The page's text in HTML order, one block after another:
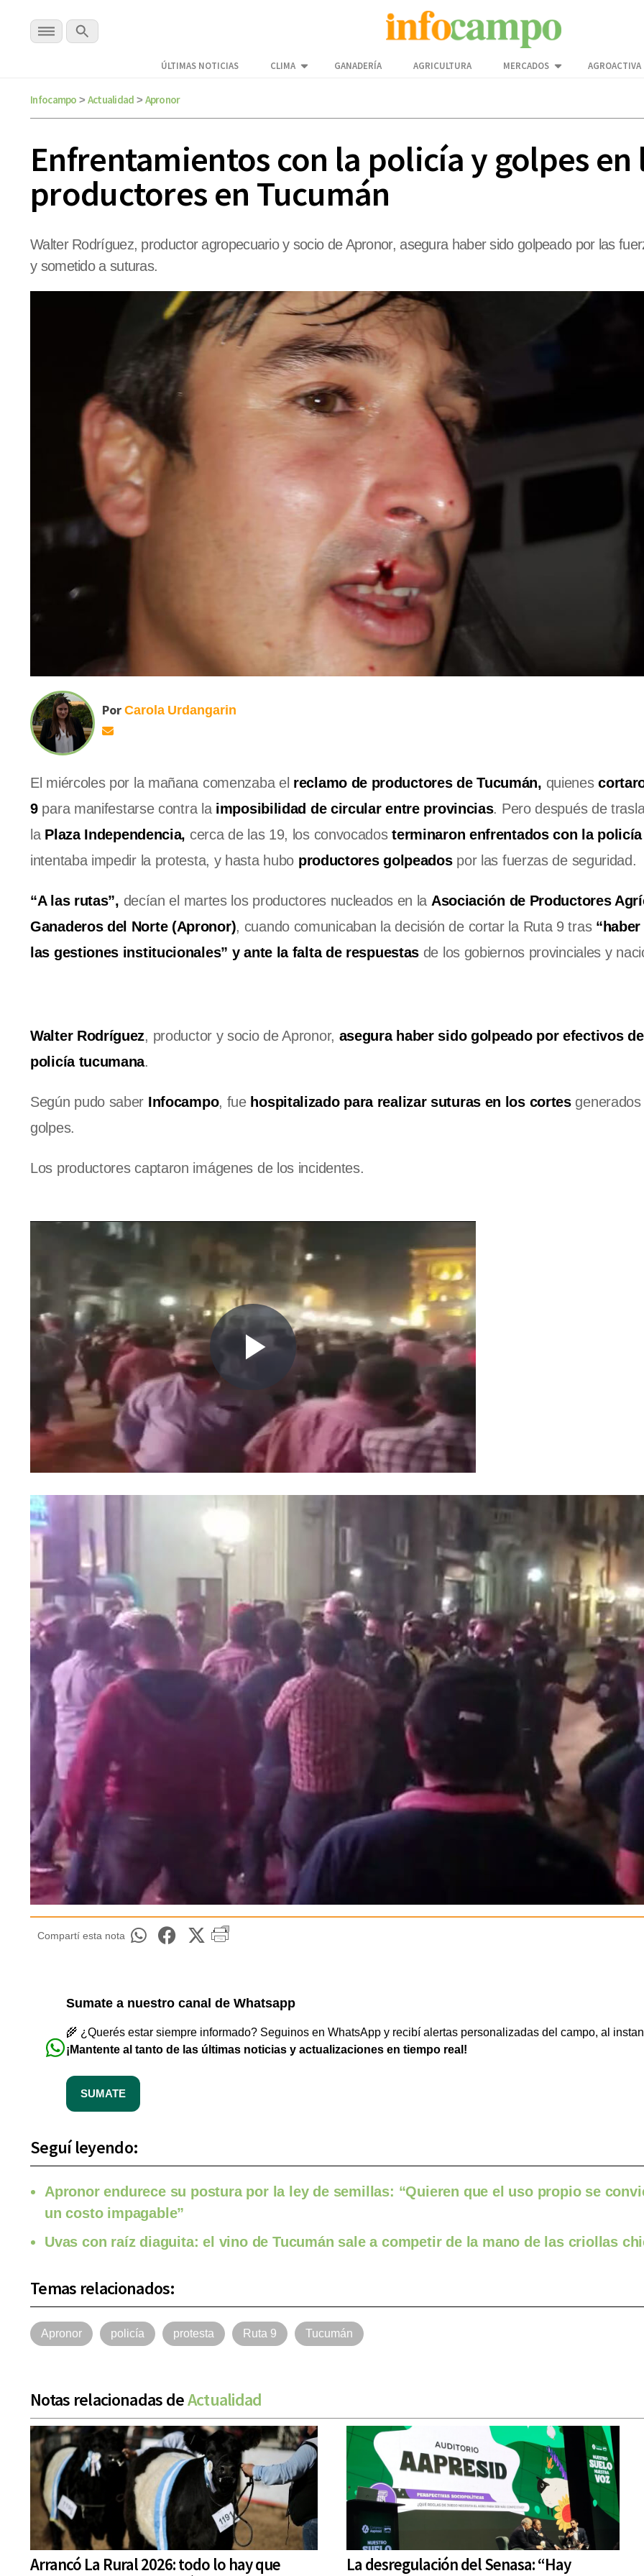
ÚLTIMAS NOTICIAS CLIMA GANADERÍA AGRICULTURA MERCADOS AGROACTIVA
Infocampo > Actualidad > Apronor
Enfrentamientos con la policía y golpes
productores en Tucumán
Walter Rodríguez, productor agropecuario y socio de Apronor, asegura haber sido golpeado por las
y sometido a suturas.
Por Carola Urdangarin
El miércoles por la mañana comenzaba el reclamo de productores de Tucumán, quienes
9para manifestarse contra la imposibilidad de circular entre provincias. Pero después de
la Plaza Independencia, cerca de las 19, los convocadosterminaron enfrentados con la
intentaba impedir la protesta, y hasta hubo productores golpeadospor las fuerzas de seguridad.
“A las rutas”, decían el martes los productores nucleados en la Asociación de Productores
Ganaderos del Norte (Apronor), cuando comunicaban la decisión de cortar la Ruta 9 tras“haber
las gestiones institucionales” y ante la falta de respuestas de los gobiernos provinciales y
Walter Rodríguez, productor y socio de Apronor, asegura haber sido golpeado por efectivos
policía tucumana.
Según pudo saber Infocampo, fue hospitalizado para realizar suturas en los cortesgenerados
golpes.
Los productores captaron imágenes de los incidentes.
Compartí esta nota
Sumate a nuestro canal de Whatsapp
🌾 ¿Querés estar siempre informado? Seguinos en WhatsApp y recibí alertas personalizadas del campo, al
¡Mantente al tanto de las últimas noticias y actualizaciones en tiempo real!
SUMATE
Seguí leyendo:
Apronor endurece su postura por la ley de semillas: “Quieren que el uso propio se
un costo impagable”
Uvas con raíz diaguita: el vino de Tucumán sale a competir de la mano de las criollas
Temas relacionados:
Apronor policía protesta Ruta 9 Tucumán
Notas relacionadas deActualidad
Arrancó La Rural 2026: todo lo hay que
La desregulación del Senasa: “Hay